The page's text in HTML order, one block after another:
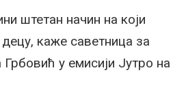
штетан начин на који
каже саветница за
у емисији Јутро на